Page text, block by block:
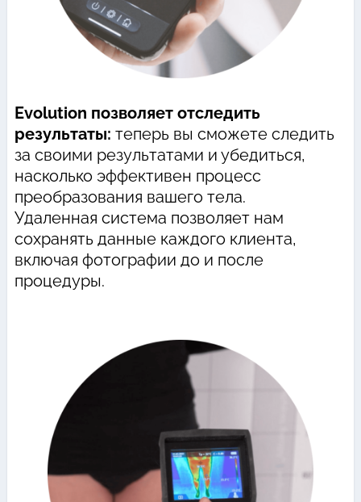
Evolution позволяет отследить
результаты: теперь вы сможете следить
за своими результатами и убедиться,
насколько эффективен процесс
преобразования вашего тела.
Удаленная система позволяет нам
сохранять данные каждого клиента,
включая фотографии до и после
процедуры.